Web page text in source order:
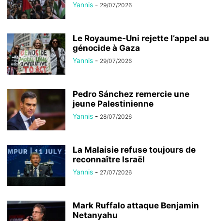
Yannis - 29/07/2026
Le Royaume-Uni rejette l’appel au
génocide à Gaza
Yannis - 29/07/2026
Pedro Sánchez remercie une
jeune Palestinienne
Yannis - 28/07/2026
La Malaisie refuse toujours de
reconnaître Israël
Yannis - 27/07/2026
Mark Ruffalo attaque Benjamin
Netanyahu